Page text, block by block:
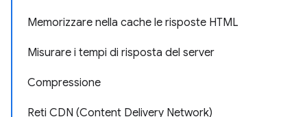
Memorizzare nella cache le risposte HTML
Misurare i tempi di risposta del server
Compressione
Reti CDN (Content Delivery Network)